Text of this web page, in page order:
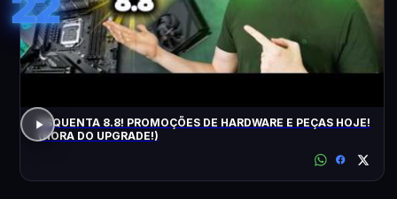
ESQUENTA 8.8! PROMOÇÕES DE HARDWARE E PEÇAS HOJE!
(HORA DO UPGRADE!)